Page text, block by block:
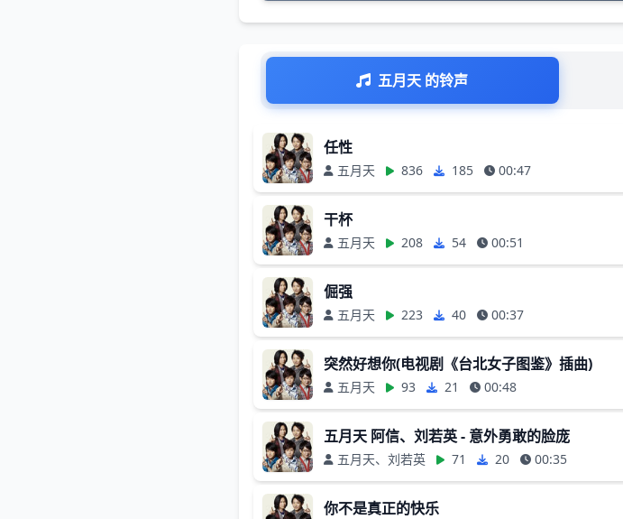
五月天 的铃声
任性
五月天 836 185 00:47
干杯
五月天 208 54 00:51
倔强
五月天 223 40 00:37
突然好想你(电视剧《台北女子图鉴》插曲)
五月天 93 21 00:48
五月天 阿信、刘若英 - 意外勇敢的脸庞
五月天、刘若英 71 20 00:35
你不是真正的快乐